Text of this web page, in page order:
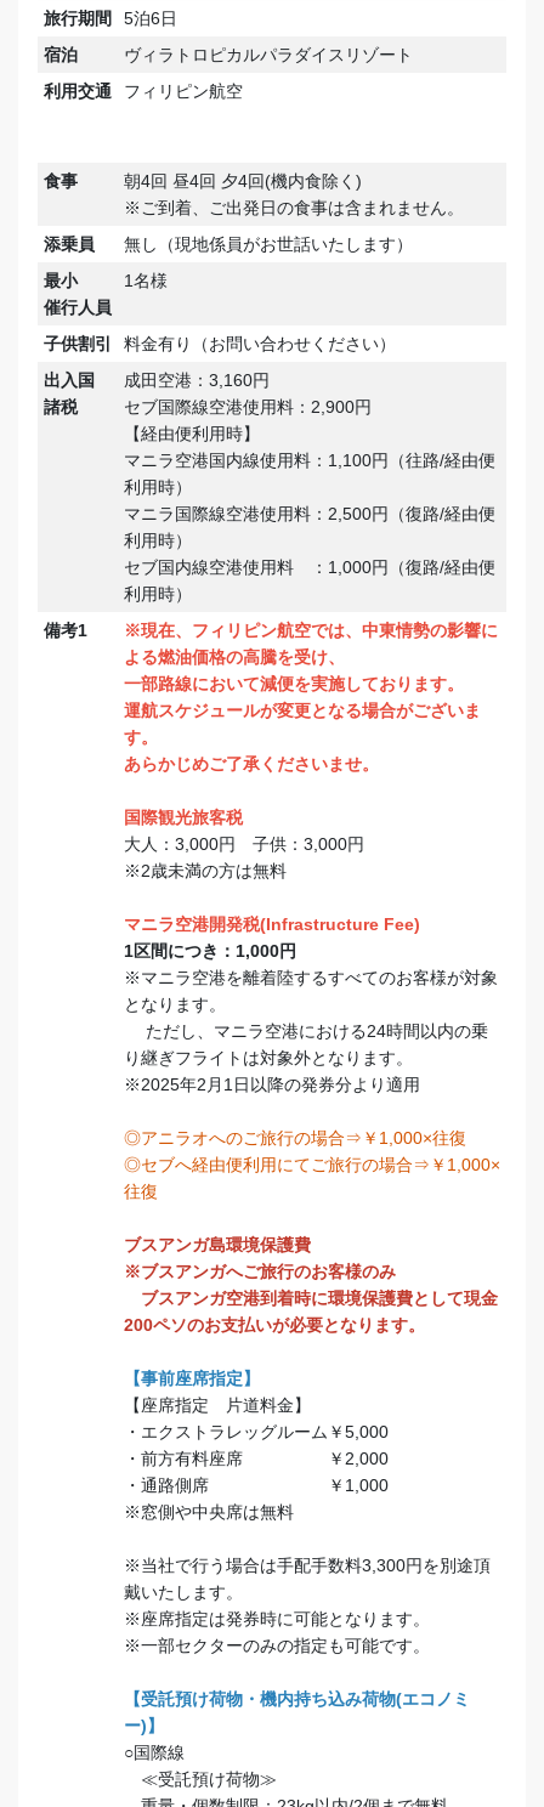
旅行期間
5泊6日
宿泊
ヴィラトロピカルパラダイスリゾート
利用交通
フィリピン航空
食事
朝4回 昼4回 夕4回(機内食除く)
※ご到着、ご出発日の食事は含まれません。
添乗員
無し（現地係員がお世話いたします）
最小
催行人員
1名様
子供割引
料金有り（お問い合わせください）
出入国
諸税
成田空港：3,160円
セブ国際線空港使用料：2,900円
【経由便利用時】
マニラ空港国内線使用料：1,100円（往路/経由便
利用時）
マニラ国際線空港使用料：2,500円（復路/経由便
利用時）
セブ国内線空港使用料 ：1,000円（復路/経由便
利用時）
備考1
※現在、フィリピン航空では、中東情勢の影響に
よる燃油価格の高騰を受け、
一部路線において減便を実施しております。
運航スケジュールが変更となる場合がございま
す。
あらかじめご了承くださいませ。
国際観光旅客税
大人：3,000円 子供：3,000円
※2歳未満の方は無料
マニラ空港開発税(Infrastructure Fee)
1区間につき：1,000円
※マニラ空港を離着陸するすべてのお客様が対象
となります。
ただし、マニラ空港における24時間以内の乗
り継ぎフライトは対象外となります。
※2025年2月1日以降の発券分より適用
◎アニラオへのご旅行の場合⇒￥1,000×往復
◎セブへ経由便利用にてご旅行の場合⇒￥1,000×
往復
ブスアンガ島環境保護費
※ブスアンガへご旅行のお客様のみ
ブスアンガ空港到着時に環境保護費として現金
200ペソのお支払いが必要となります。
【事前座席指定】
【座席指定 片道料金】
・エクストラレッグルーム￥5,000
・前方有料座席 ￥2,000
・通路側席 ￥1,000
※窓側や中央席は無料
※当社で行う場合は手配手数料3,300円を別途頂
戴いたします。
※座席指定は発券時に可能となります。
※一部セクターのみの指定も可能です。
【受託預け荷物・機内持ち込み荷物(エコノミ
ー)】
○国際線
≪受託預け荷物≫